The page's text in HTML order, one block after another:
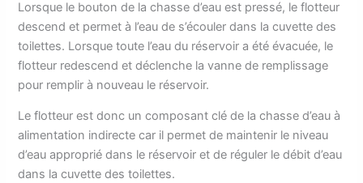
Lorsque le bouton de la chasse d’eau est pressé, le flotteur
descend et permet à l’eau de s’écouler dans la cuvette des
toilettes. Lorsque toute l’eau du réservoir a été évacuée, le
flotteur redescend et déclenche la vanne de remplissage
pour remplir à nouveau le réservoir.
Le flotteur est donc un composant clé de la chasse d’eau à
alimentation indirecte car il permet de maintenir le niveau
d’eau approprié dans le réservoir et de réguler le débit d’eau
dans la cuvette des toilettes.